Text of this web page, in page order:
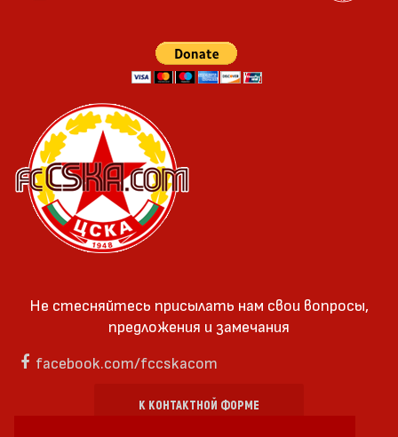
Не стесняйтесь присылать нам свои вопросы,
предложения и замечания
facebook.com/fccskacom
К КОНТАКТНОЙ ФОРМЕ